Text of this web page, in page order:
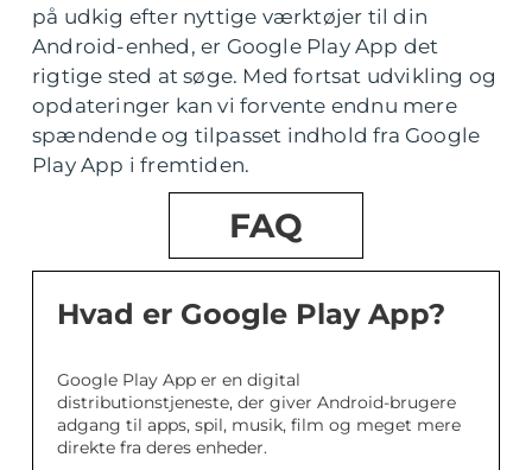
på udkig efter nyttige værktøjer til din
Android-enhed, er Google Play App det
rigtige sted at søge. Med fortsat udvikling og
opdateringer kan vi forvente endnu mere
spændende og tilpasset indhold fra Google
Play App i fremtiden.
FAQ
Hvad er Google Play App?
Google Play App er en digital
distributionstjeneste, der giver Android-brugere
adgang til apps, spil, musik, film og meget mere
direkte fra deres enheder.